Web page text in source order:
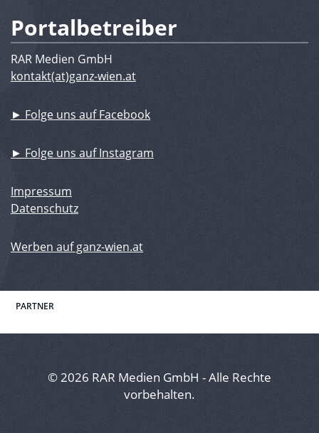
Portalbetreiber
RAR Medien GmbH
kontakt(at)ganz-wien.at
► Folge uns auf Facebook
► Folge uns auf Instagram
Impressum
Datenschutz
Werben auf ganz-wien.at
PARTNER
© 2026 RAR Medien GmbH - Alle Rechte
vorbehalten.